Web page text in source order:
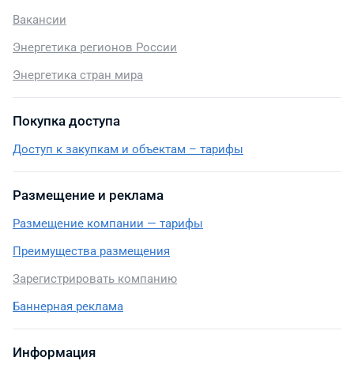
Вакансии
Энергетика регионов России
Энергетика стран мира
Покупка доступа
Доступ к закупкам и объектам – тарифы
Размещение и реклама
Размещение компании — тарифы
Преимущества размещения
Зарегистрировать компанию
Баннерная реклама
Информация